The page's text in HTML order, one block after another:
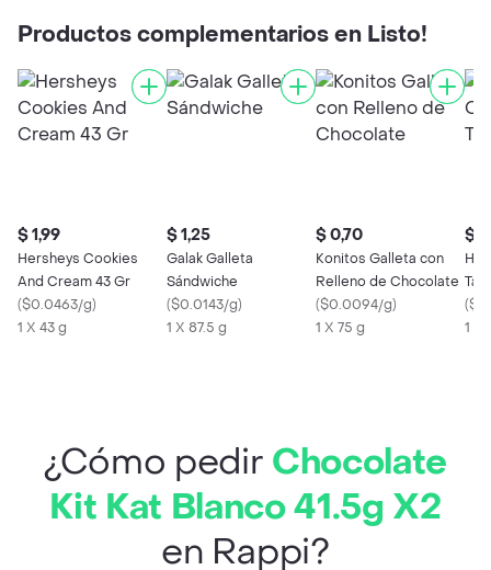
Productos complementarios en Listo!
$ 1,99
Hersheys Cookies
And Cream 43 Gr
($0.0463/g)
1 X 43 g
$ 1,25
Galak Galleta
Sándwiche
($0.0143/g)
1 X 87.5 g
$ 0,70
Konitos Galleta con
Relleno de Chocolate
($0.0094/g)
1 X 75 g
$
(
1 X
¿Cómo pedir Chocolate
Kit Kat Blanco 41.5g X2
en Rappi?